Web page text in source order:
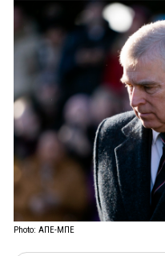
Photo: ΑΠΕ-ΜΠΕ